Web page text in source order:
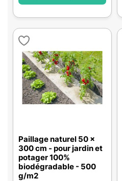
Paillage naturel 50 x
300 cm - pour jardin et
potager 100%
biodégradable - 500
g/m2